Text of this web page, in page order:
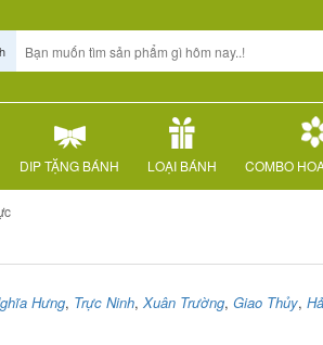
DIP TẶNG BÁNH LOẠI BÁNH COMBO
Hưng, Trực Ninh, Xuân Trường, Giao Thủy,